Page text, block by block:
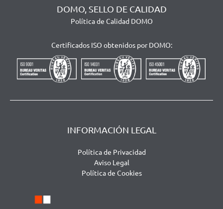
DOMO, SELLO DE CALIDAD
Política de Calidad DOMO
Certificados ISO obtenidos por DOMO:
INFORMACIÓN LEGAL
Política de Privacidad
Aviso Legal
Política de Cookies